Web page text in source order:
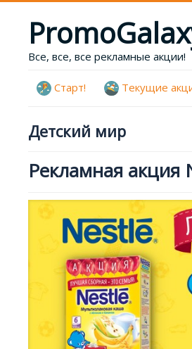
Все, все, все рекламные акции!
Старт! Текущие
Детский мир
Рекламная акция